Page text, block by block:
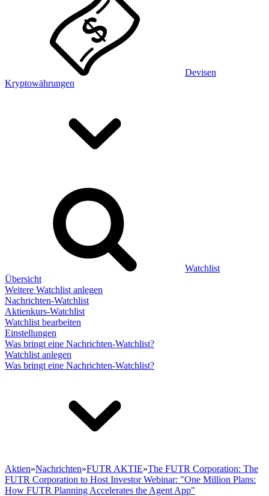
Devisen
Kryptowährungen
Watchlist
Übersicht
Weitere Watchlist anlegen
Nachrichten-Watchlist
Aktienkurs-Watchlist
Watchlist bearbeiten
Einstellungen
Was bringt eine Nachrichten-Watchlist?
Watchlist anlegen
Was bringt eine Nachrichten-Watchlist?
Aktien»Nachrichten»FUTR AKTIE»The FUTR Corporation: The
FUTR Corporation to Host Investor Webinar: "One Million Plans:
How FUTR Planning Accelerates the Agent App"